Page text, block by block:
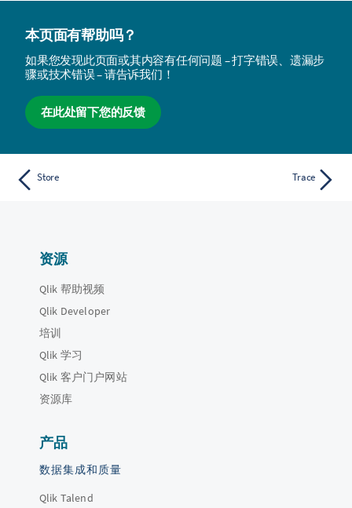
本页面有帮助吗？
如果您发现此页面或其内容有任何问题 – 打字错误、遗漏步
骤或技术错误 – 请告诉我们！
在此处留下您的反馈
Store Trace
资源
Qlik 帮助视频
Qlik Developer
培训
Qlik 学习
Qlik 客户门户网站
资源库
产品
数据集成和质量
Qlik Talend